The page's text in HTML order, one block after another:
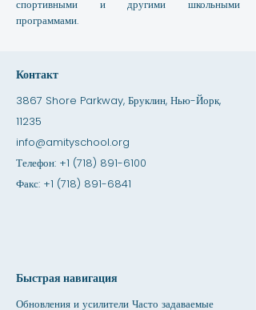
спортивными и другими школьными
программами.
Контакт
3867 Shore Parkway, Бруклин, Нью-Йорк,
11235
info@amityschool.org
Телефон: +1 (718) 891-6100
Факс: +1 (718) 891-6841
Быстрая навигация
Обновления и усилители Часто задаваемые